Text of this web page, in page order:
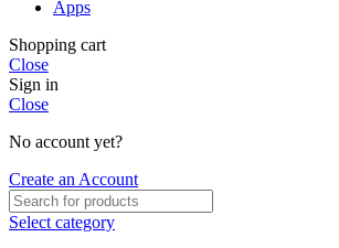
Apps
Shopping cart
Close
Sign in
Close
No account yet?
Create an Account
Select category